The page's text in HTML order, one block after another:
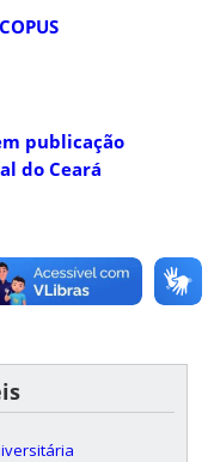
publicação
do Ceará